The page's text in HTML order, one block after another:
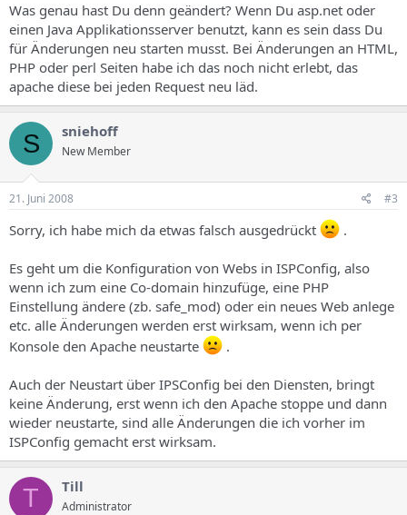
Was genau hast Du denn geändert? Wenn Du asp.net oder
einen Java Applikationsserver benutzt, kann es sein dass Du
für Änderungen neu starten musst. Bei Änderungen an HTML,
PHP oder perl Seiten habe ich das noch nicht erlebt, das
apache diese bei jeden Request neu läd.
S sniehoff
New Member
21. Juni 2008 #3
Sorry, ich habe mich da etwas falsch ausgedrückt .
Es geht um die Konfiguration von Webs in ISPConfig, also
wenn ich zum eine Co-domain hinzufüge, eine PHP
Einstellung ändere (zb. safe_mod) oder ein neues Web anlege
etc. alle Änderungen werden erst wirksam, wenn ich per
Konsole den Apache neustarte
.
Auch der Neustart über IPSConfig bei den Diensten, bringt
keine Änderung, erst wenn ich den Apache stoppe und dann
wieder neustarte, sind alle Änderungen die ich vorher im
ISPConfig gemacht erst wirksam.
T Till
Administrator